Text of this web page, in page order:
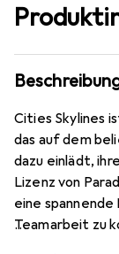
Cities Skylines
das auf dem
dazu einlädt,
Lizenz von
eine
Teamarbeit zu